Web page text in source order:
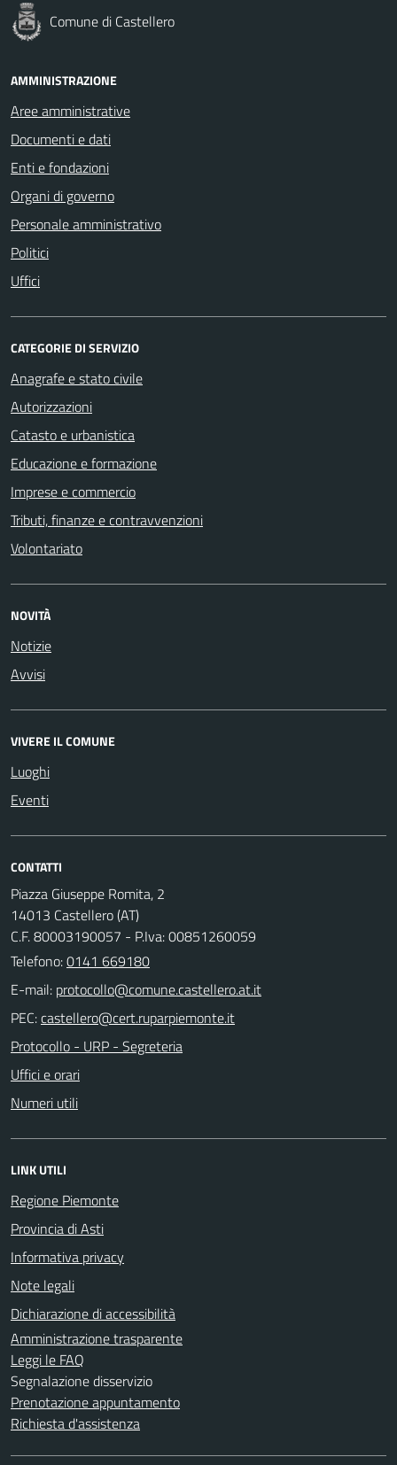
Comune di Castellero
AMMINISTRAZIONE
Aree amministrative
Documenti e dati
Enti e fondazioni
Organi di governo
Personale amministrativo
Politici
Uffici
CATEGORIE DI SERVIZIO
Anagrafe e stato civile
Autorizzazioni
Catasto e urbanistica
Educazione e formazione
Imprese e commercio
Tributi, finanze e contravvenzioni
Volontariato
NOVITÀ
Notizie
Avvisi
VIVERE IL COMUNE
Luoghi
Eventi
CONTATTI
Piazza Giuseppe Romita, 2
14013 Castellero (AT)
C.F. 80003190057 - P.Iva: 00851260059
Telefono:0141 669180
E-mail:
PEC:
Protocollo - URP - Segreteria
Uffici e orari
Numeri utili
LINK UTILI
Regione Piemonte
Provincia di Asti
Informativa privacy
Note legali
Dichiarazione di accessibilità
Amministrazione trasparente
Leggi le FAQ
Segnalazione disservizio
Prenotazione appuntamento
Richiesta d'assistenza